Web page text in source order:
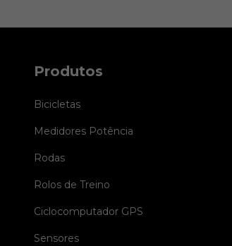
Produtos
Bicicletas
Medidores Potência
Rodas
Rolos de Treino
Ciclocomputador GPS
Sensores